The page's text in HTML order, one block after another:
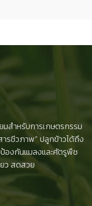
สำหรับการเกษตรกรรม
รชีวภาพ” ปลูกข้าวได้ถึง
องกันแมลงและศัตรูพืช
ว สดสวย